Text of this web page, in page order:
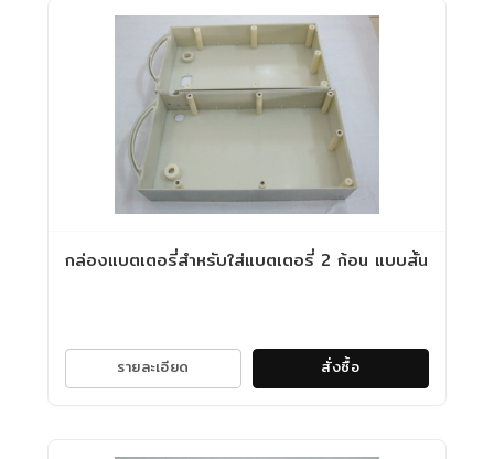
กล่องแบตเตอรี่สำหรับใส่แบตเตอรี่ 2 ก้อน แบบสั้น
รายละเอียด สั่งซื้อ